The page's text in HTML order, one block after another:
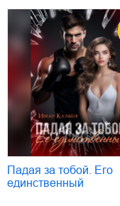
Падая за тобой. Его
единственный